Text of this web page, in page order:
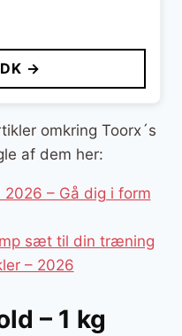
→
omkring Toorx´s
af dem her:
– Gå dig i form
sæt til din træning
– 2026
– 1 kg